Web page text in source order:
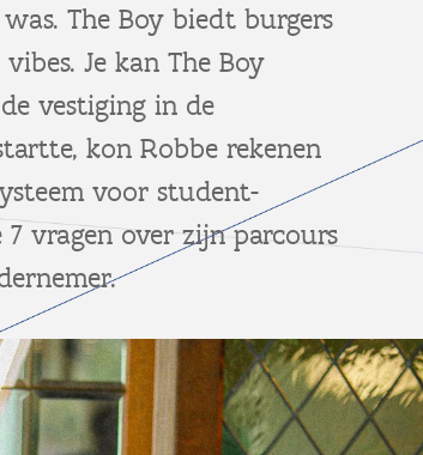
The Boy biedt burgers
Je kan The Boy
vestiging in de
kon Robbe rekenen
voor student-
vragen over zijn parcours